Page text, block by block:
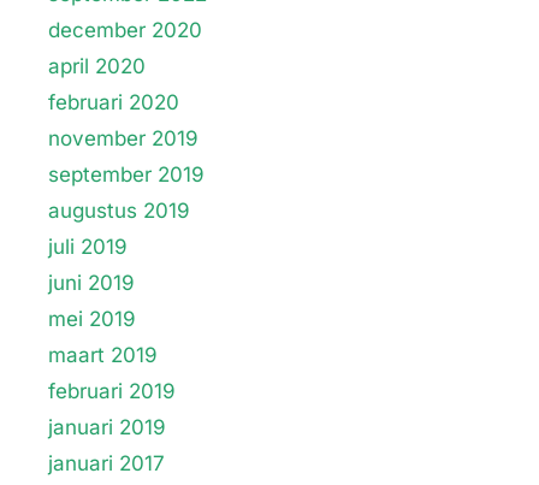
december 2020
april 2020
februari 2020
november 2019
september 2019
augustus 2019
juli 2019
juni 2019
mei 2019
maart 2019
februari 2019
januari 2019
januari 2017